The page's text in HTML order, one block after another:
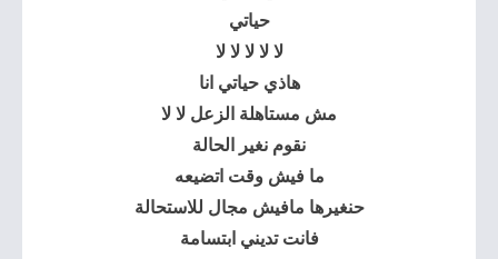
حياتي
لا لا لا لا لا
هاذي حياتي انا
مش مستاهلة الزعل لا لا
نقوم نغير الحالة
ما فيش وقت اتضيعه
حنغيرها مافيش مجال للاستحالة
فانت تديني ابتسامة